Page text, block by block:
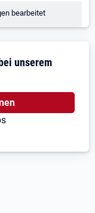
bearbeitet
unserem